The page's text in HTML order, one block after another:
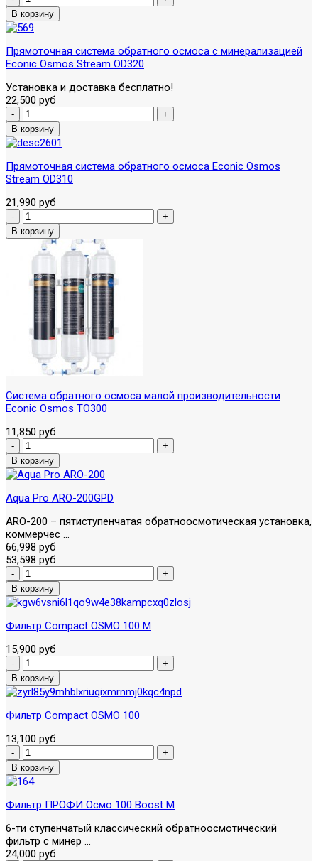
Прямоточная система обратного осмоса с минерализацией
Econic Osmos Stream OD320
Установка и доставка бесплатно!
22,500 руб
Прямоточная система обратного осмоса Econic Osmos
Stream OD310
21,990 руб
Система обратного осмоса малой производительности
Econic Osmos TO300
11,850 руб
Aqua Pro ARO-200GPD
ARO-200 – пятиступенчатая обратноосмотическая установка,
коммерчес ...
66,998 руб
53,598 руб
Фильтр Compact OSMO 100 М
15,900 руб
Фильтр Compact OSMO 100
13,100 руб
Фильтр ПРОФИ Осмо 100 Boost М
6-ти ступенчатый классический обратноосмотический
фильтр с минер ...
24,000 руб